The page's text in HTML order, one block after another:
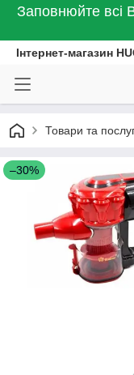
Заповнюйте всі
Інтернет-магазин
Товари та
–30%